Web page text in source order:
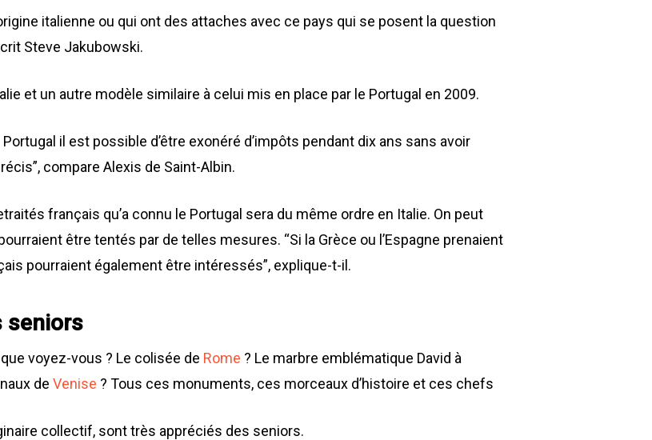
italienne ou qui ont des attaches avec ce pays qui se posent la question
Steve Jakubowski.
et un autre modèle similaire à celui mis en place par le Portugal en 2009.
il est possible d’être exonéré d’impôts pendant dix ans sans avoir
compare Alexis de Saint-Albin.
français qu’a connu le Portugal sera du même ordre en Italie. On peut
être tentés par de telles mesures. “Si la Grèce ou l’Espagne prenaient
pourraient également être intéressés”, explique-t-il.
seniors
voyez-vous ? Le colisée de Rome ? Le marbre emblématique David à
de Venise ? Tous ces monuments, ces morceaux d’histoire et ces chefs
collectif, sont très appréciés des seniors.